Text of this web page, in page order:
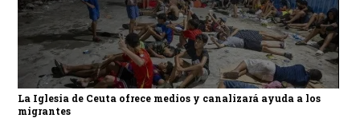
La Iglesia de Ceuta ofrece medios y canalizará ayuda a los
migrantes